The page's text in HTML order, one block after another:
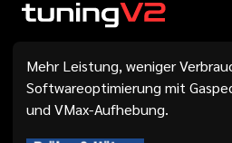
Mehr Leistung, weniger
Softwareoptimierung mit
und VMax-Aufhebung.